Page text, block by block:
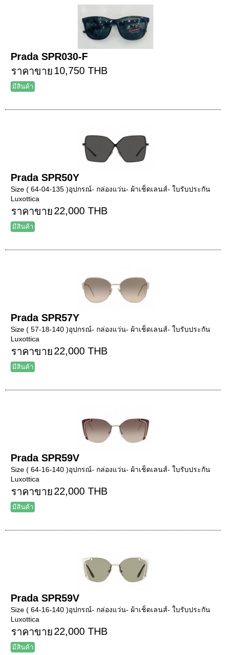
Prada SPR030-F
ราคาขาย 10,750 THB
มีสินค้า
Prada SPR50Y
Size ( 64-04-135 )อุปกรณ์- กล่องแว่น- ผ้าเช็ดเลนส์- ใบรับประกัน
Luxottica
ราคาขาย 22,000 THB
มีสินค้า
Prada SPR57Y
Size ( 57-18-140 )อุปกรณ์- กล่องแว่น- ผ้าเช็ดเลนส์- ใบรับประกัน
Luxottica
ราคาขาย 22,000 THB
มีสินค้า
Prada SPR59V
Size ( 64-16-140 )อุปกรณ์- กล่องแว่น- ผ้าเช็ดเลนส์- ใบรับประกัน
Luxottica
ราคาขาย 22,000 THB
มีสินค้า
Prada SPR59V
Size ( 64-16-140 )อุปกรณ์- กล่องแว่น- ผ้าเช็ดเลนส์- ใบรับประกัน
Luxottica
ราคาขาย 22,000 THB
มีสินค้า